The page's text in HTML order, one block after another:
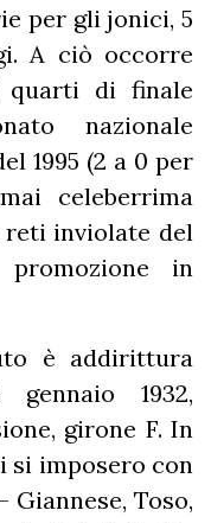
per gli jonici, 5
A ciò occorre
quarti di finale
nazionale
1995 (2 a 0 per
celeberrima
inviolate del
in
è addirittura
1932,
girone F. In
si imposero con
Giannese, Toso,